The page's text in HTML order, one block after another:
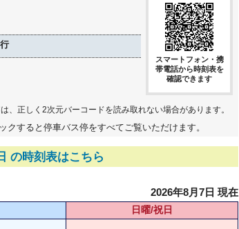
スマートフォン・携
帯電話から時刻表を
確認できます
、正しく2次元バーコードを読み取れない場合があります。
クすると停車バス停をすべてご覧いただけます。
の時刻表はこちら
2026年8月7日 現在
日曜/祝日